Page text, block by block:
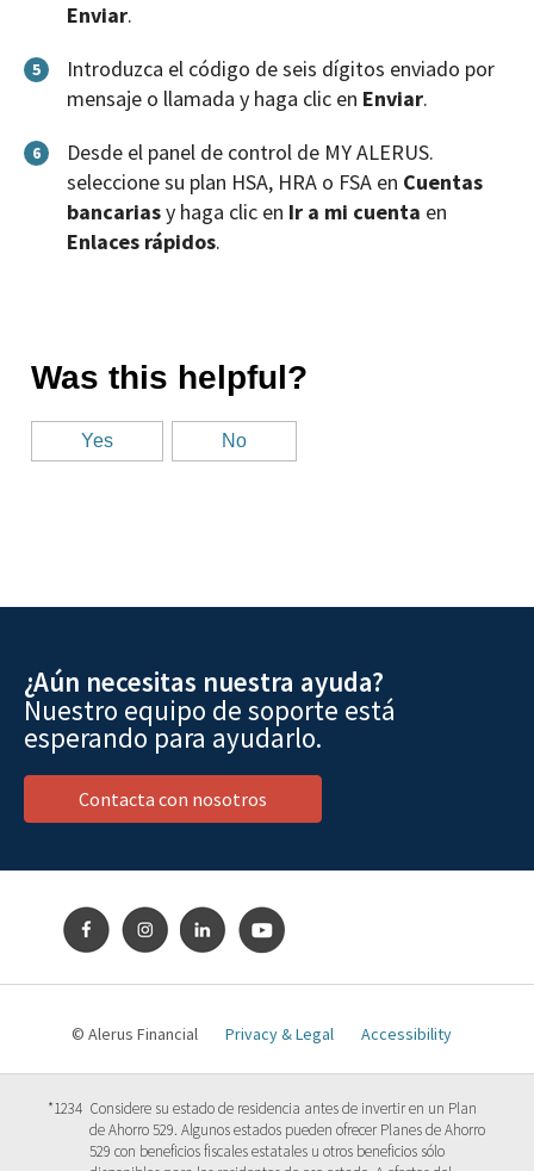
Enviar.
5
Introduzca el código de seis dígitos enviado por
mensaje o llamada y haga clic en Enviar.
6
Desde el panel de control de MY ALERUS.
seleccione su plan HSA, HRA o FSA en Cuentas
bancariasy haga clic en Ir a mi cuenta en
Enlaces rápidos.
¿Aún necesitas nuestra ayuda?
Nuestro equipo de soporte está
esperando para ayudarlo.
Contacta con nosotros
© Alerus Financial Privacy & Legal Accessibility
*1234 Considere su estado de residencia antes de invertir en un Plan
de Ahorro 529. Algunos estados pueden ofrecer Planes de Ahorro
529 con beneficios fiscales estatales u otros beneficios sólo